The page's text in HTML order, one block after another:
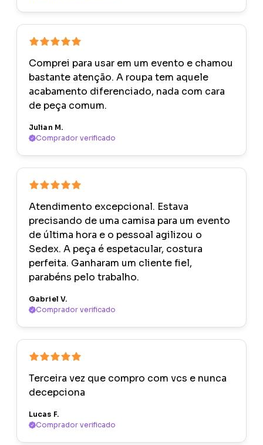
Comprei para usar em um evento e chamou
bastante atenção. A roupa tem aquele
acabamento diferenciado, nada com cara
de peça comum.
Julian M.
Comprador verificado
Atendimento excepcional. Estava
precisando de uma camisa para um evento
de última hora e o pessoal agilizou o
Sedex. A peça é espetacular, costura
perfeita. Ganharam um cliente fiel,
parabéns pelo trabalho.
Gabriel V.
Comprador verificado
Terceira vez que compro com vcs e nunca
decepciona
Lucas F.
Comprador verificado